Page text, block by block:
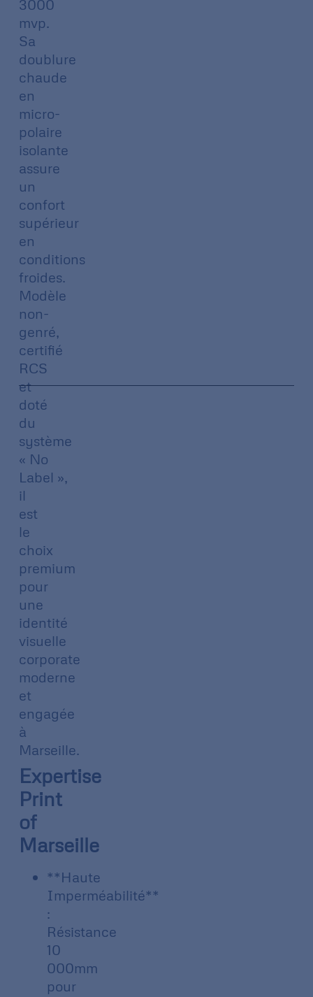
3000
mvp.
Sa
doublure
chaude
en
micro-
polaire
isolante
assure
un
confort
supérieur
en
conditions
froides.
Modèle
non-
genré,
certifié
RCS
et
doté
du
système
« No
Label »,
il
est
le
choix
premium
pour
une
identité
visuelle
corporate
moderne
et
engagée
à
Marseille.
Expertise
Print
of
Marseille
**Haute
Imperméabilité**
:
Résistance
10
000mm
pour